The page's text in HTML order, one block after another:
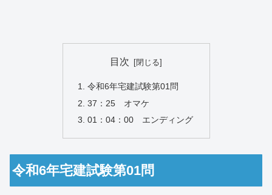
目次
令和6年宅建試験第01問
37：25 オマケ
01：04：00 エンディング
令和6年宅建試験第01問